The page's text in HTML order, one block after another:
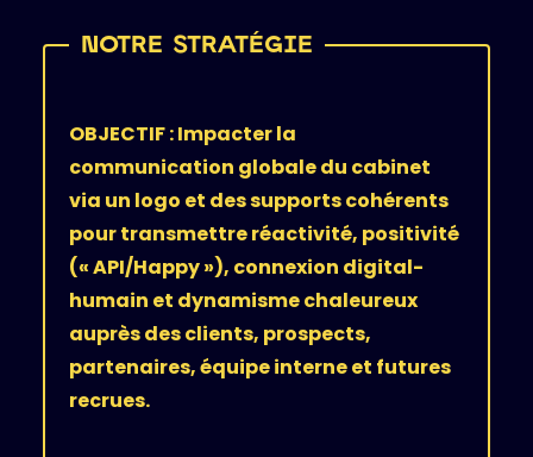
OBJECTIF : Impacter la
communication globale du cabinet
via un logo et des supports cohérents
pour transmettre réactivité, positivité
(« API/Happy »), connexion digital-
humain et dynamisme chaleureux
auprès des clients, prospects,
partenaires, équipe interne et futures
recrues.